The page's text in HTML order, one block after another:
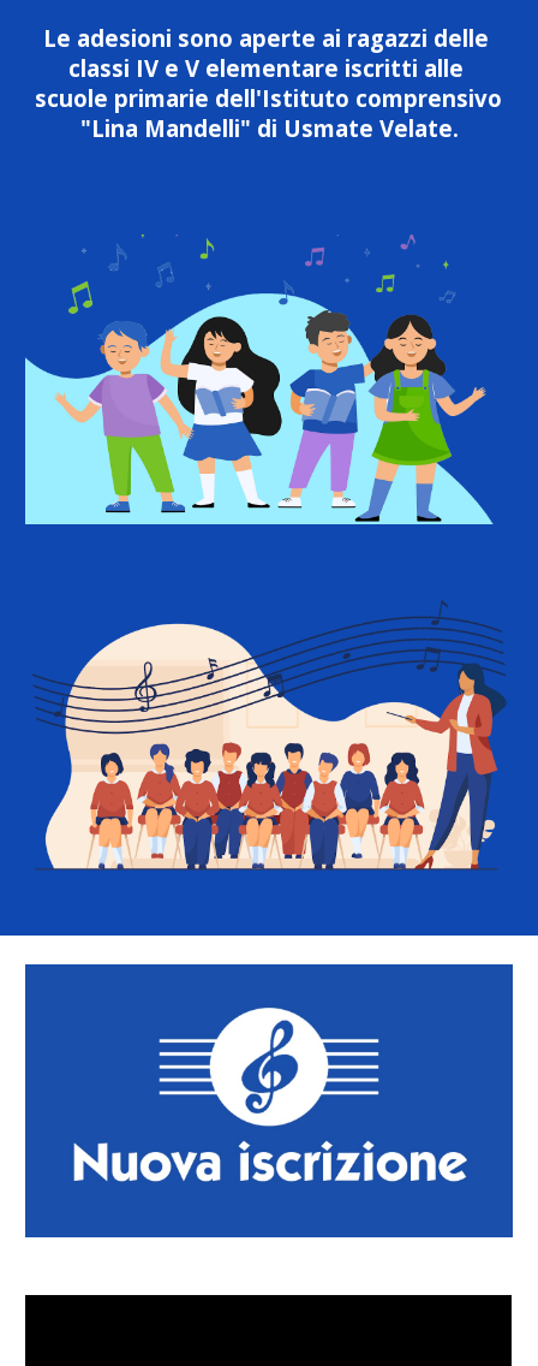
Le adesioni sono aperte ai ragazzi delle
classi IV e V elementare iscritti alle
scuole primarie dell'Istituto comprensivo
"Lina Mandelli" di Usmate Velate.